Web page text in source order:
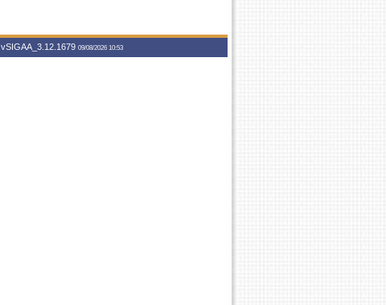
vSIGAA_3.12.1679 09/08/2026 10:53